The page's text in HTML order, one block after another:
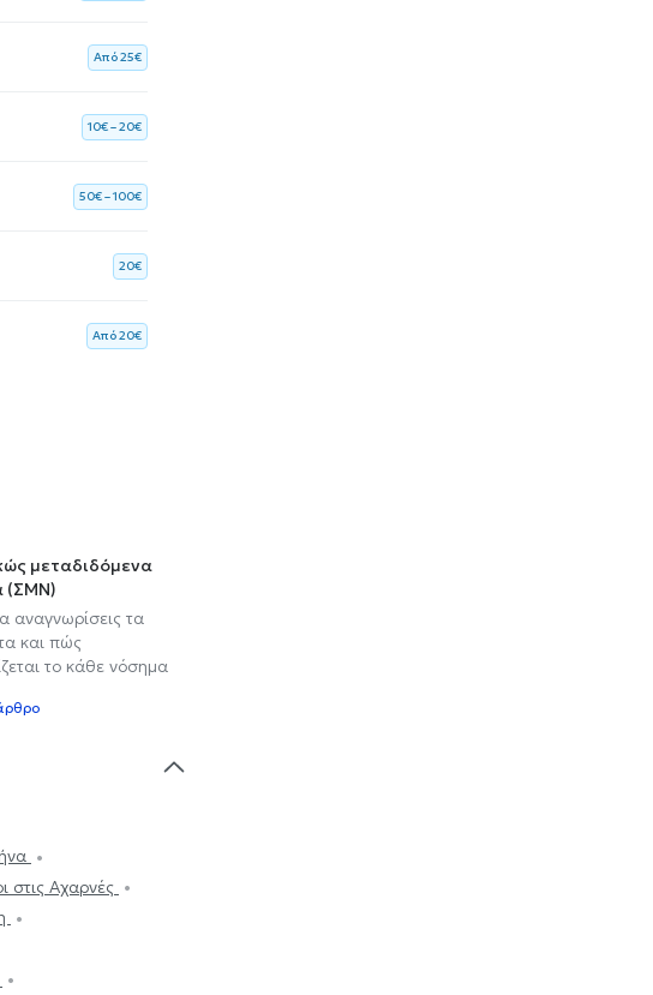
Aπό 25€
10€ – 20€
50€ – 100€
20€
Aπό 20€
μεταδιδόμενα
(ΣΜΝ)
αναγνωρίσεις τα
και πώς
το κάθε νόσημα
στις Αχαρνές